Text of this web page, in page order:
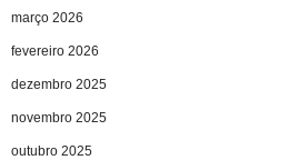
março 2026
fevereiro 2026
dezembro 2025
novembro 2025
outubro 2025